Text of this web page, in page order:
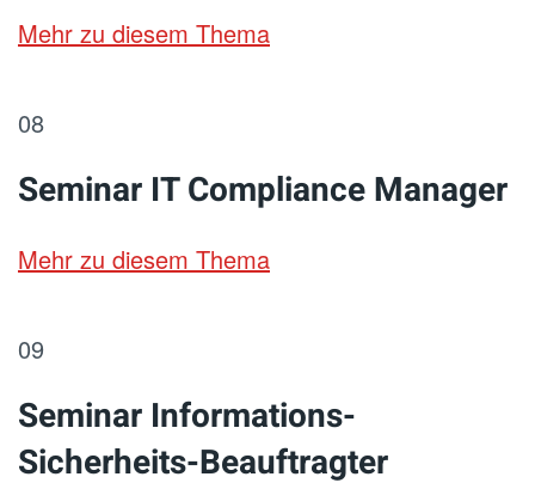
Mehr zu diesem Thema
08
Seminar IT Compliance Manager
Mehr zu diesem Thema
09
Seminar Informations-
Sicherheits-Beauftragter